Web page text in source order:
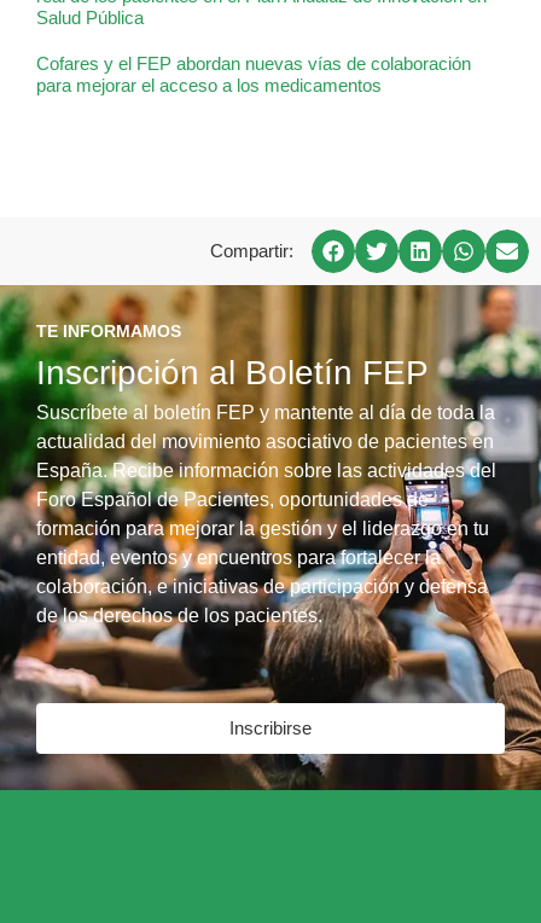
Salud Pública
Cofares y el FEP abordan nuevas vías de colaboración
para mejorar el acceso a los medicamentos
Compartir:
TE INFORMAMOS
Inscripción al Boletín FEP
Suscríbete al boletín FEP y mantente al día de toda la
actualidad del movimiento asociativo de pacientes en
España. Recibe información sobre las actividades del
Foro Español de Pacientes, oportunidades de
formación para mejorar la gestión y el liderazgo en tu
entidad, eventos y encuentros para fortalecer la
colaboración, e iniciativas de participación y defensa
de los derechos de los pacientes.
Inscribirse